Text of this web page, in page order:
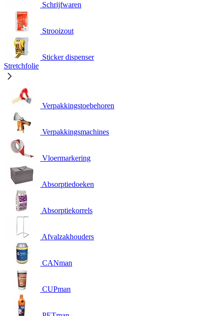
Schrijfwaren
Strooizout
Sticker dispenser
Stretchfolie
Verpakkingstoebehoren
Verpakkingsmachines
Vloermarkering
Absorptiedoeken
Absorptiekorrels
Afvalzakhouders
CANman
CUPman